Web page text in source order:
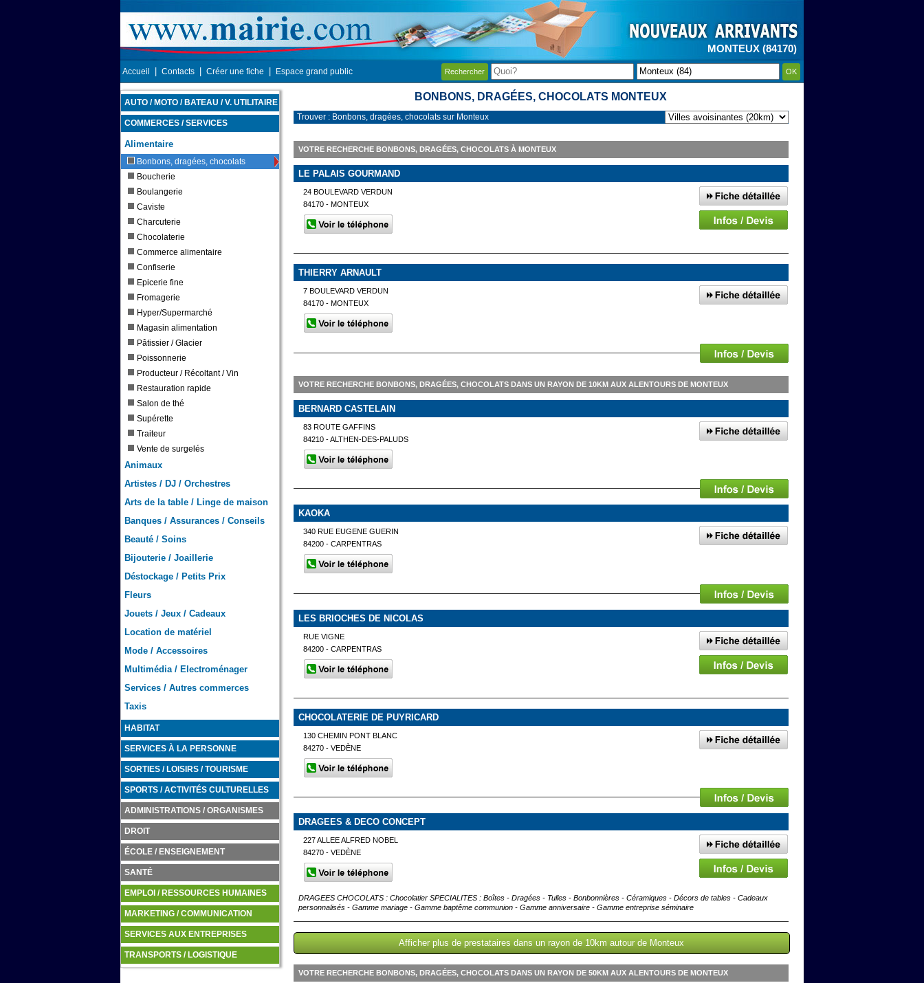
MONTEUX (84170)
Accueil Contacts Créer une fiche Espace grand public Rechercher OK
AUTO / MOTO / BATEAU / V. UTILITAIRE
COMMERCES / SERVICES
Alimentaire
Bonbons, dragées, chocolats
Boucherie
Boulangerie
Caviste
Charcuterie
Chocolaterie
Commerce alimentaire
Confiserie
Epicerie fine
Fromagerie
Hyper/Supermarché
Magasin alimentation
Pâtissier / Glacier
Poissonnerie
Producteur / Récoltant / Vin
Restauration rapide
Salon de thé
Supérette
Traiteur
Vente de surgelés
Animaux
Artistes / DJ / Orchestres
Arts de la table / Linge de maison
Banques / Assurances / Conseils
Beauté / Soins
Bijouterie / Joaillerie
Déstockage / Petits Prix
Fleurs
Jouets / Jeux / Cadeaux
Location de matériel
Mode / Accessoires
Multimédia / Electroménager
Services / Autres commerces
Taxis
HABITAT
SERVICES À LA PERSONNE
SORTIES / LOISIRS / TOURISME
SPORTS / ACTIVITÉS CULTURELLES
ADMINISTRATIONS / ORGANISMES
DROIT
ÉCOLE / ENSEIGNEMENT
SANTÉ
EMPLOI / RESSOURCES HUMAINES
MARKETING / COMMUNICATION
SERVICES AUX ENTREPRISES
TRANSPORTS / LOGISTIQUE
BONBONS, DRAGÉES, CHOCOLATS MONTEUX
Trouver : Bonbons, dragées, chocolats sur Monteux
VOTRE RECHERCHE BONBONS, DRAGÉES, CHOCOLATS À MONTEUX
LE PALAIS GOURMAND
24 BOULEVARD VERDUN
84170 - MONTEUX
THIERRY ARNAULT
7 BOULEVARD VERDUN
84170 - MONTEUX
VOTRE RECHERCHE BONBONS, DRAGÉES, CHOCOLATS DANS UN RAYON DE 10KM AUX ALENTOURS DE MONTEUX
BERNARD CASTELAIN
83 ROUTE GAFFINS
84210 - ALTHEN-DES-PALUDS
KAOKA
340 RUE EUGENE GUERIN
84200 - CARPENTRAS
LES BRIOCHES DE NICOLAS
RUE VIGNE
84200 - CARPENTRAS
CHOCOLATERIE DE PUYRICARD
130 CHEMIN PONT BLANC
84270 - VEDÈNE
DRAGEES & DECO CONCEPT
227 ALLEE ALFRED NOBEL
84270 - VEDÈNE
DRAGEES CHOCOLATS : Chocolatier SPECIALITES : Boîtes - Dragées - Tulles - Bonbonnières - Céramiques - Décors de tables - Cadeaux
personnalisés - Gamme mariage - Gamme baptême communion - Gamme anniversaire - Gamme entreprise séminaire
Afficher plus de prestataires dans un rayon de 10km autour de Monteux
VOTRE RECHERCHE BONBONS, DRAGÉES, CHOCOLATS DANS UN RAYON DE 50KM AUX ALENTOURS DE MONTEUX